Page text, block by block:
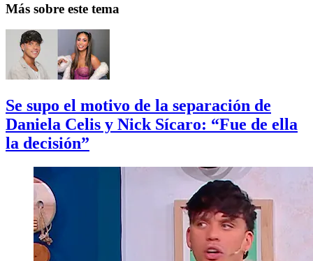
Más sobre este tema
Se supo el motivo de la separación de
Daniela Celis y Nick Sícaro: “Fue de ella
la decisión”